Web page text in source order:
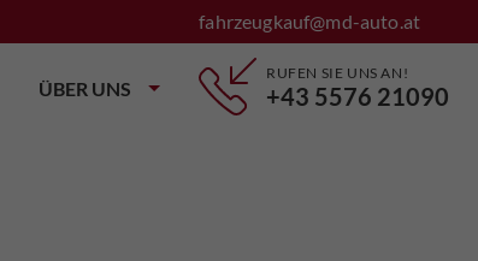
fahrzeugkauf@md-auto.at
ÜBER UNS
RUFEN SIE UNS AN!
+43 5576 21090